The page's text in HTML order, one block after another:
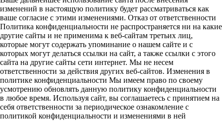
изменений в настоящую политику будет рассматриваться как
ваше согласие с этими изменениями. Отказ от ответственности
Политика конфиденциальности не распространяется ни на какие
другие сайты и не применима к веб-сайтам третьих лиц,
которые могут содержать упоминание о нашем сайте и с
которых могут делаться ссылки на сайт, а также ссылки с этого
сайта на другие сайты сети интернет. Мы не несем
ответственности за действия других веб-сайтов. Изменения в
политике конфиденциальности Мы имеем право по своему
усмотрению обновлять данную политику конфиденциальности
в любое время. Используя сайт, вы соглашаетесь с принятием на
себя ответственности за периодическое ознакомление с
политикой конфиденциальности и изменениями в ней